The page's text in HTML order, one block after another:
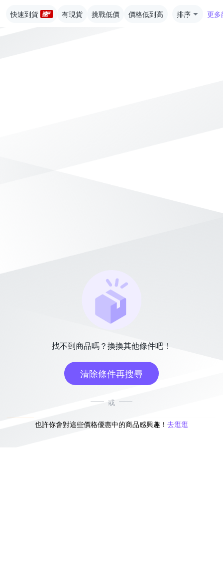
快速到貨 有現貨 挑戰低價 價格低到高 排序 更多
找不到商品嗎？換換其他條件吧！
清除條件再搜尋
或
也許你會對這些價格優惠中的商品感興趣！ 去逛逛